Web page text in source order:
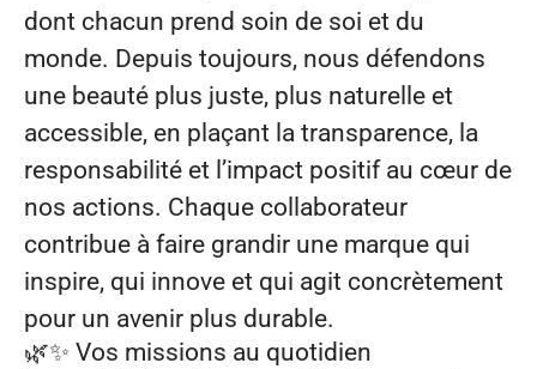
dont chacun prend soin de soi et du
monde. Depuis toujours, nous défendons
une beauté plus juste, plus naturelle et
accessible, en plaçant la transparence, la
responsabilité et l’impact positif au cœur de
nos actions. Chaque collaborateur
contribue à faire grandir une marque qui
inspire, qui innove et qui agit concrètement
pour un avenir plus durable.
🌿✨ Vos missions au quotidien